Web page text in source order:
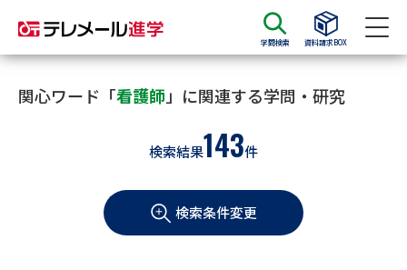
学問検索 資料請求BOX
資料請求 資料検索
大学・短大の資料種類から請求
学部・学科パンフ
関心ワード「看護師 」に関連する学問・研究
検索結果143件
検索条件変更